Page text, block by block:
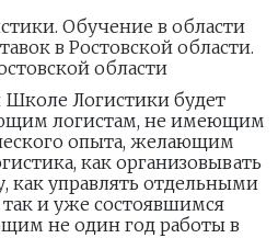
Обучение в области
в Ростовской области.
области
Школе Логистики будет
логистам, не имеющим
опыта, желающим
как организовывать
как управлять отдельными
и уже состоявшимся
не один год работы в